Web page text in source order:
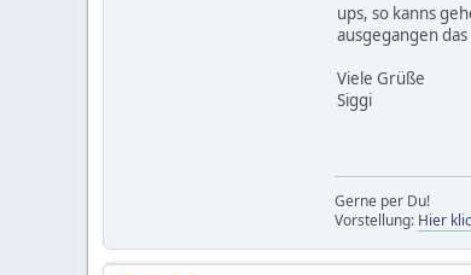
ups, so kanns
ausgegangen
Viele Grüße
Siggi
Gerne per Du!
Vorstellung: Hier